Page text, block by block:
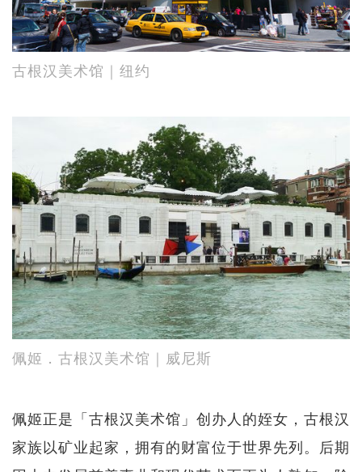
古根汉美术馆｜纽约
佩姬．古根汉美术馆｜威尼斯
佩姬正是「古根汉美术馆」创办人的姪女，古根汉
家族以矿业起家，拥有的财富位于世界先列。后期